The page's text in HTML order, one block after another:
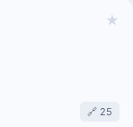
★
🔗 25